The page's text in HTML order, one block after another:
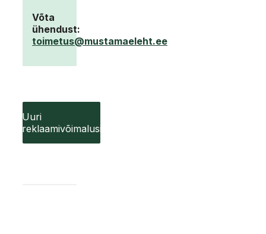
Võta
ühendust:
toimetus@mustamaeleht.ee
Uuri
reklaamivõimalusi